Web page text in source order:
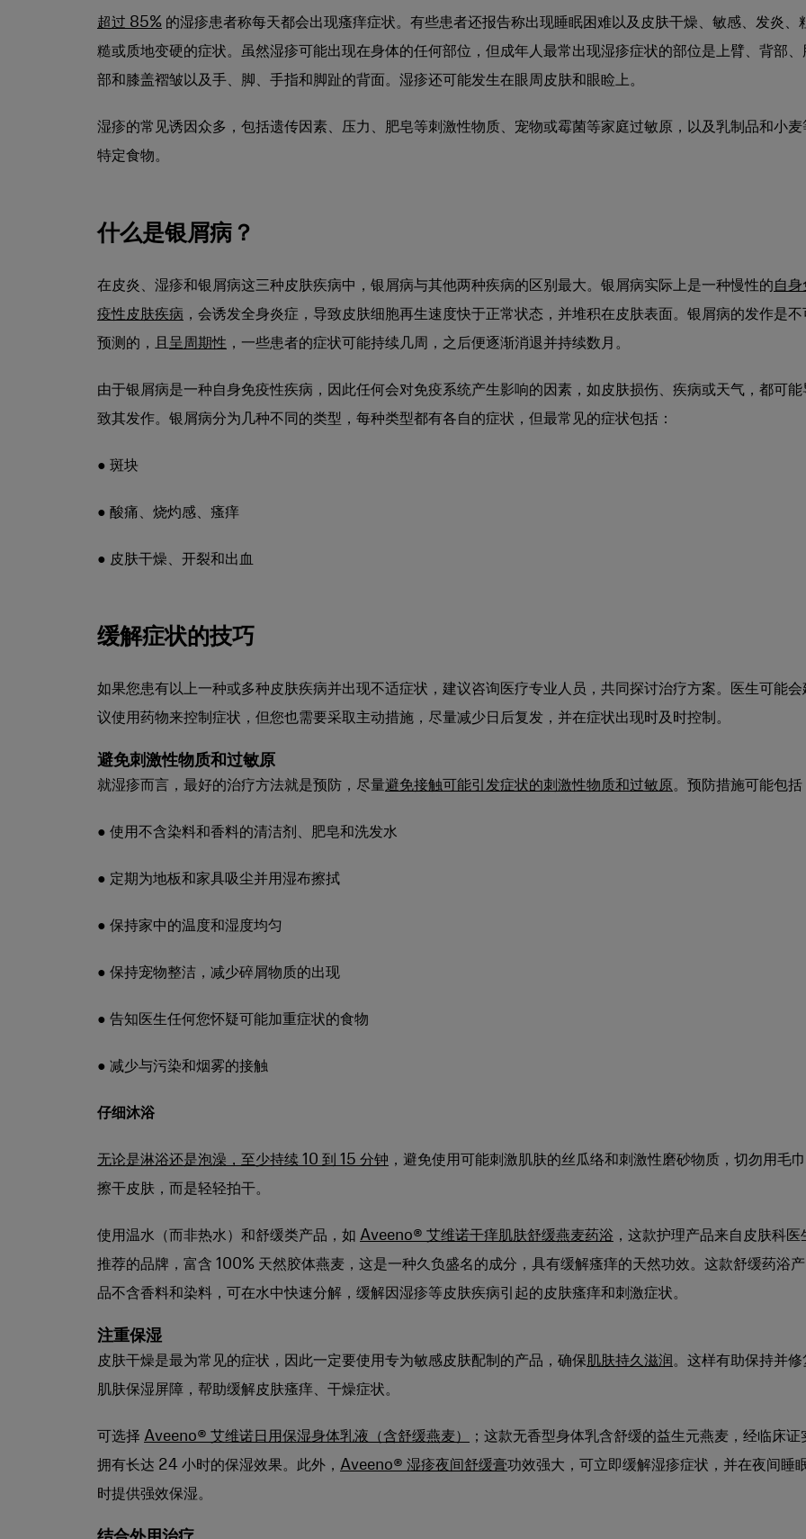
超过 85% 的湿疹患者称每天都会出现瘙痒症状。有些患者还报告称出现睡眠困难以及皮肤干燥、敏感、发炎、
糙或质地变硬的症状。虽然湿疹可能出现在身体的任何部位，但成年人最常出现湿疹症状的部位是上臂、背部、
部和膝盖褶皱以及手、脚、手指和脚趾的背面。湿疹还可能发生在眼周皮肤和眼睑上。
湿疹的常见诱因众多，包括遗传因素、压力、肥皂等刺激性物质、宠物或霉菌等家庭过敏原，以及乳制品和小麦
特定食物。
什么是银屑病？
在皮炎、湿疹和银屑病这三种皮肤疾病中，银屑病与其他两种疾病的区别最大。银屑病实际上是一种慢性的自身
疫性皮肤疾病 ，会诱发全身炎症，导致皮肤细胞再生速度快于正常状态，并堆积在皮肤表面。银屑病的发作是不
预测的，且 呈周期性 ，一些患者的症状可能持续几周，之后便逐渐消退并持续数月。
由于银屑病是一种自身免疫性疾病，因此任何会对免疫系统产生影响的因素，如皮肤损伤、疾病或天气，都可能
致其发作。 银屑病分为几种不同的类型，每种类型都有各自的症状，但最常见的症状包括：
● 斑块
● 酸痛、烧灼感、瘙痒
● 皮肤干燥、开裂和出血
缓解症状的技巧
如果您患有以上一种或多种皮肤疾病并出现不适症状，建议咨询医疗专业人员，共同探讨治疗方案。医生可能会
议使用药物来控制症状，但您也需要采取主动措施，尽量减少日后复发，并在症状出现时及时控制。
避免刺激性物质和过敏原
就湿疹而言，最好的治疗方法就是预防，尽量避免接触可能引发症状的刺激性物质和过敏原。预防措施可能包括
● 使用不含染料和香料的清洁剂、肥皂和洗发水
● 定期为地板和家具吸尘并用湿布擦拭
● 保持家中的温度和湿度均匀
● 保持宠物整洁，减少碎屑物质的出现
● 告知医生任何您怀疑可能加重症状的食物
● 减少与污染和烟雾的接触
仔细沐浴
无论是淋浴还是泡澡，至少持续 10 到 15 分钟 ，避免使用可能刺激肌肤的丝瓜络和刺激性磨砂物质，切勿用毛巾
擦干皮肤，而是轻轻拍干。
使用温水（而非热水）和舒缓类产品，如 Aveeno® 艾维诺干痒肌肤舒缓燕麦药浴 ，这款护理产品来自皮肤科医
推荐的品牌，富含 100% 天然胶体燕麦，这是一种久负盛名的成分，具有缓解瘙痒的天然功效。这款舒缓药浴产
品不含香料和染料，可在水中快速分解，缓解因湿疹等皮肤疾病引起的皮肤瘙痒和刺激症状。
注重保湿
皮肤干燥是最为常见的症状，因此一定要使用专为敏感皮肤配制的产品，确保 肌肤持久滋润 。这样有助保持并修
肌肤保湿屏障，帮助缓解皮肤瘙痒、干燥症状。
可选择 Aveeno® 艾维诺日用保湿身体乳液（含舒缓燕麦）
；这款无香型身体乳含舒缓的益生元燕麦，经临床证
拥有长达 24 小时的保湿效果。此外， Aveeno® 湿疹夜间舒缓膏功效强大，可立即缓解湿疹症状，并在夜间睡
时提供强效保湿。